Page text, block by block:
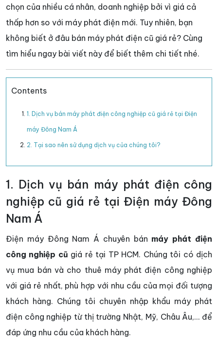
chọn của nhiều cá nhân, doanh nghiệp bởi vì giá cả
thấp hơn so với máy phát điện mới. Tuy nhiên, bạn
không biết ở đâu bán máy phát điện cũ giá rẻ? Cùng
tìm hiểu ngay bài viết này để biết thêm chi tiết nhé.
Contents
1. Dịch vụ bán máy phát điện công nghiệp cũ giá rẻ tại Điện
máy Đông Nam Á
2. Tại sao nên sử dụng dịch vụ của chúng tôi?
1. Dịch vụ bán máy phát điện công
nghiệp cũ giá rẻ tại Điện máy Đông
Nam Á
Điện máy Đông Nam Á chuyên bán máy phát điện
công nghiệp cũ giá rẻ tại TP HCM. Chúng tôi có dịch
vụ mua bán và cho thuê máy phát điện công nghiệp
với giá rẻ nhất, phù hợp với nhu cầu của mọi đối tượng
khách hàng. Chúng tôi chuyên nhập khẩu máy phát
điện công nghiệp từ thị trường Nhật, Mỹ, Châu Âu,… để
đáp ứng nhu cầu của khách hàng.